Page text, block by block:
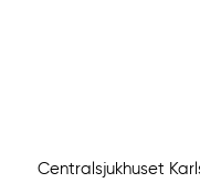
Centralsjukhuset